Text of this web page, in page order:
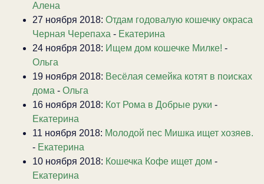
Алена
27 ноября 2018: Отдам годовалую кошечку окраса
Черная Черепаха - Екатерина
24 ноября 2018: Ищем дом кошечке Милке! -
Ольга
19 ноября 2018: Весёлая семейка котят в поисках
дома - Ольга
16 ноября 2018: Кот Рома в Добрые руки -
Екатерина
11 ноября 2018: Молодой пес Мишка ищет хозяев.
- Екатерина
10 ноября 2018: Кошечка Кофе ищет дом -
Екатерина